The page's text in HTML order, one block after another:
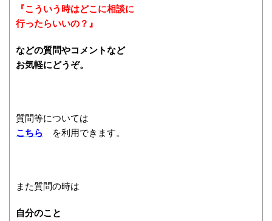
『こういう時はどこに相談に
行ったらいいの？』
などの質問やコメントなど
お気軽にどうぞ。
質問等については
こちら を利用できます。
また質問の時は
自分のこと